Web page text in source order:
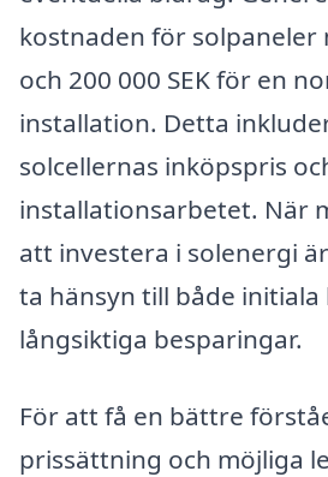
kostnaden för solpaneler
och 200 000 SEK för en
installation. Detta
solcellernas inköpspris
installationsarbetet. När
att investera i solenergi
ta hänsyn till både
långsiktiga besparingar.
För att få en bättre
prissättning och möjliga